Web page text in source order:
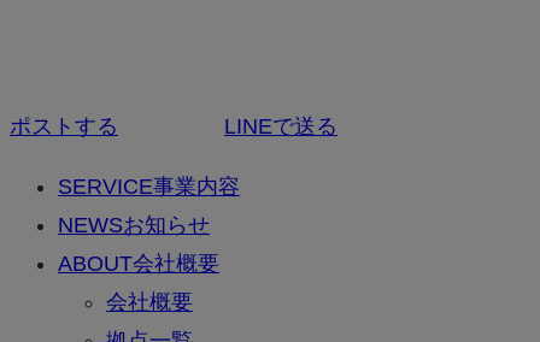
ポストする LINEで送る
SERVICE事業内容
NEWSお知らせ
ABOUT会社概要
会社概要